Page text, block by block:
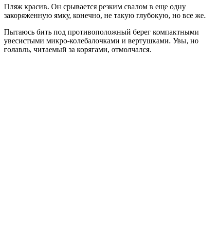
Пляж красив. Он срывается резким свалом в еще одну
закоряженную ямку, конечно, не такую глубокую, но все же.
Пытаюсь бить под противоположный берег компактными
увесистыми микро-колебалочками и вертушками. Увы, но
голавль, читаемый за корягами, отмолчался.